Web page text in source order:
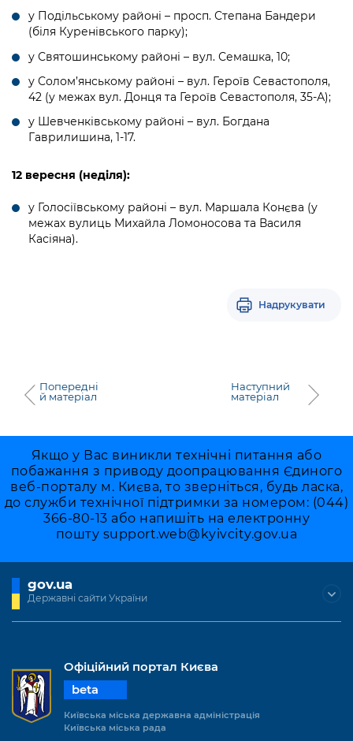
Kyiv International Relations
Гендерна політика
Безбар'єрність
Київська міська військова адміністрація
Портал Захисників та Захисниць
Безбар'єрність
Портал послуг
Міський застосунок Київ Цифровий
Уряд» – місцевий рівень»
Про відкриті дані
Портал даних Києва
Публічні дашборди
у Подільському районі – просп. Степана Бандери
(біля Куренівського парку);
у Святошинському районі – вул. Семашка, 10;
у Солом’янському районі – вул. Героїв Севастополя,
42 (у межах вул. Донця та Героїв Севастополя, 35-А);
у Шевченківському районі – вул. Богдана
Гаврилишина, 1-17.
12 вересня (неділя):
у Голосіївському районі – вул. Маршала Конєва (у
межах вулиць Михайла Ломоносова та Василя
Касіяна).
Надрукувати
Попередні
й матеріал
Наступний
матеріал
Якщо у Вас виникли технічні питання або
побажання з приводу доопрацювання Єдиного
веб-порталу м. Києва, то зверніться, будь ласка,
до служби технічної підтримки за номером: (044)
366-80-13 або напишіть на електронну
пошту support.web@kyivcity.gov.ua
gov.ua
Державні сайти України
Офіційний портал Києва
beta
Київська міська державна адміністрація
Київська міська рада